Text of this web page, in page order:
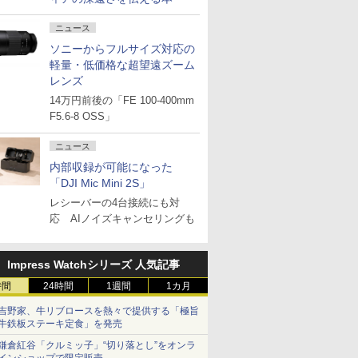
ニュース
ソニーからフルサイズ対応の
軽量・低価格な超望遠ズーム
レンズ
14万円前後の「FE 100-400mm
F5.6-8 OSS」
ニュース
内部収録が可能になった
「DJI Mic Mini 2S」
レシーバーの4台接続にも対
応 AIノイズキャンセリングも
Impress Watchシリーズ 人気記事
24時間 1週間 1カ月
野家、牛リブロースを熱々で提供する「極旨
鉄板ステーキ定食」を発売
倉紅谷「クルミッ子」“切り落とし”をオンラ